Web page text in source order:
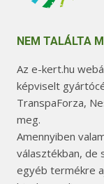
NEM TALÁLTA
Az e-kert.hu
képviselt
TranspaForza,
meg.
Amennyiben
választékban, de
egyéb termékre